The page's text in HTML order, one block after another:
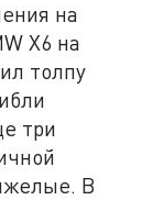
на
Х6 на
толпу
три
В